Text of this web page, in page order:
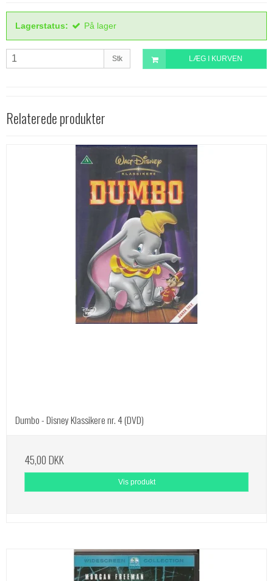
Lagerstatus: På lager
Stk LÆG I KURVEN
Relaterede produkter
Dumbo - Disney Klassikere nr. 4 (DVD)
45,00 DKK
Vis produkt